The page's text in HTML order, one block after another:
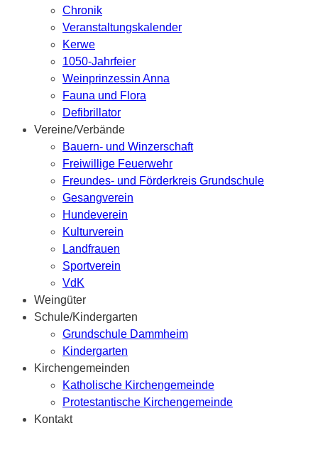
Chronik
Veranstaltungskalender
Kerwe
1050-Jahrfeier
Weinprinzessin Anna
Fauna und Flora
Defibrillator
Vereine/Verbände
Bauern- und Winzerschaft
Freiwillige Feuerwehr
Freundes- und Förderkreis Grundschule
Gesangverein
Hundeverein
Kulturverein
Landfrauen
Sportverein
VdK
Weingüter
Schule/Kindergarten
Grundschule Dammheim
Kindergarten
Kirchengemeinden
Katholische Kirchengemeinde
Protestantische Kirchengemeinde
Kontakt